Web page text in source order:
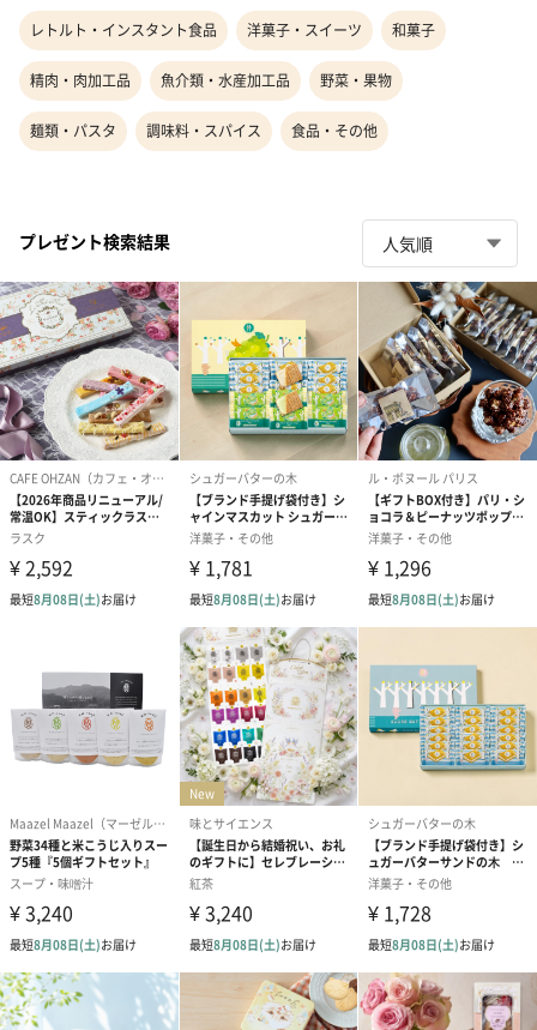
レトルト・インスタント食品 洋菓子・スイーツ 和菓子
精肉・肉加工品 魚介類・水産加工品 野菜・果物
麺類・パスタ 調味料・スパイス 食品・その他
プレゼント検索結果